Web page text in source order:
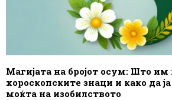
Магијата на бројот осум: Што им
хороскопските знаци и како да
моќта на изобилството